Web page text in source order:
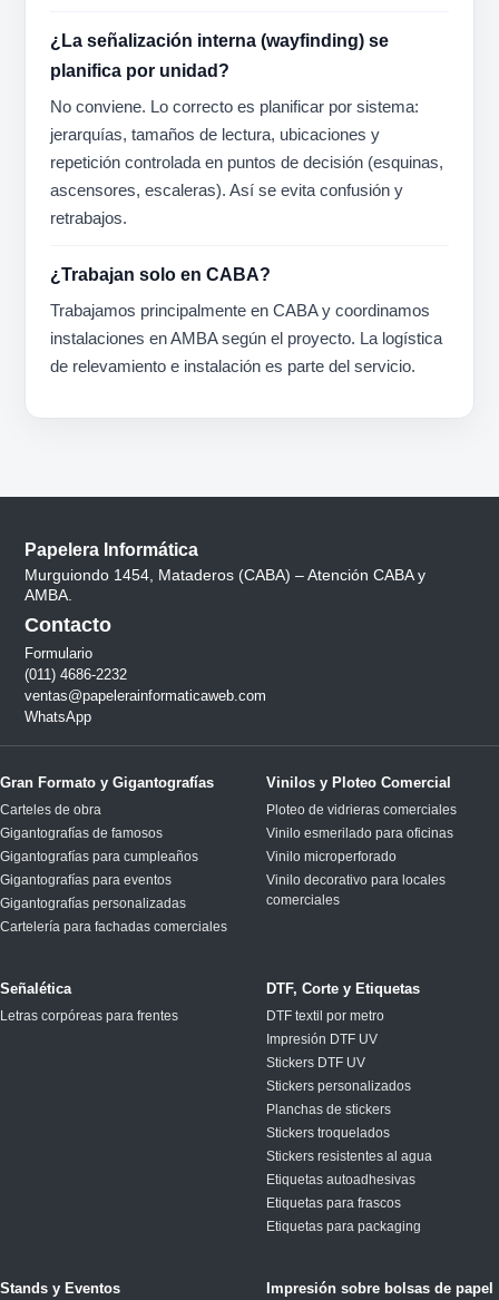
¿La señalización interna (wayfinding) se
planifica por unidad?
No conviene. Lo correcto es planificar por sistema:
jerarquías, tamaños de lectura, ubicaciones y
repetición controlada en puntos de decisión (esquinas,
ascensores, escaleras). Así se evita confusión y
retrabajos.
¿Trabajan solo en CABA?
Trabajamos principalmente en CABA y coordinamos
instalaciones en AMBA según el proyecto. La logística
de relevamiento e instalación es parte del servicio.
Papelera Informática
Murguiondo 1454, Mataderos (CABA) – Atención CABA y
AMBA.
Contacto
Formulario
(011) 4686-2232
ventas@papelerainformaticaweb.com
WhatsApp
Gran Formato y Gigantografías
Carteles de obra
Gigantografías de famosos
Gigantografías para cumpleaños
Gigantografías para eventos
Gigantografías personalizadas
Cartelería para fachadas comerciales
Vinilos y Ploteo Comercial
Ploteo de vidrieras comerciales
Vinilo esmerilado para oficinas
Vinilo microperforado
Vinilo decorativo para locales
comerciales
Señalética
Letras corpóreas para frentes
DTF, Corte y Etiquetas
DTF textil por metro
Impresión DTF UV
Stickers DTF UV
Stickers personalizados
Planchas de stickers
Stickers troquelados
Stickers resistentes al agua
Etiquetas autoadhesivas
Etiquetas para frascos
Etiquetas para packaging
Stands y Eventos Impresión sobre bolsas de papel